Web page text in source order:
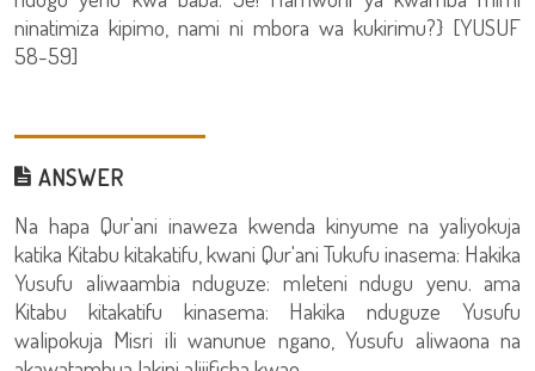
ninatimiza kipimo, nami ni mbora wa kukirimu?} [YUSUF
58-59]
ANSWER
Na hapa Qur'ani inaweza kwenda kinyume na yaliyokuja
katika Kitabu kitakatifu, kwani Qur'ani Tukufu inasema: Hakika
Yusufu aliwaambia nduguze: mleteni ndugu yenu. ama
Kitabu kitakatifu kinasema: Hakika nduguze Yusufu
walipokuja Misri ili wanunue ngano, Yusufu aliwaona na